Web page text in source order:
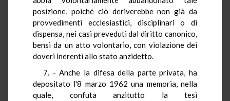
posizione, poiché ciò deriverebbe non già da
provvedimenti ecclesiastici, disciplinari o di
dispensa, nei casi preveduti dal diritto canonico,
bensì da un atto volontario, con violazione dei
doveri inerenti allo stato anzidetto.
7. - Anche la difesa della parte privata, ha
depositato l'8 marzo 1962 una memoria, nella
quale, confuta anzitutto la tesi